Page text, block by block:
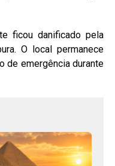
ficou danificado pela
O local permanece
de emergência durante